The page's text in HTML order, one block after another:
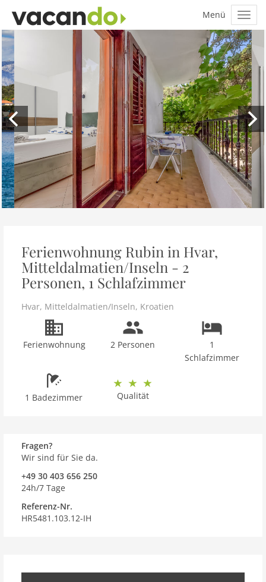
Ferienwohnung Rubin in Hvar,
Mitteldalmatien/Inseln - 2
Personen, 1 Schlafzimmer
Hvar, Mitteldalmatien/Inseln, Kroatien
Ferienwohnung 2 Personen
1
Schlafzimmer
1 Badezimmer Qualität
Fragen?
Wir sind für Sie da.
+49 30 403 656 250
24h/7 Tage
Referenz-Nr.
HR5481.103.12-IH